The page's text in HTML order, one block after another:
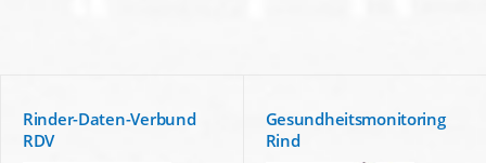
Rinder-Daten-Verbund
RDV
Gesundheitsmonitoring
Rind